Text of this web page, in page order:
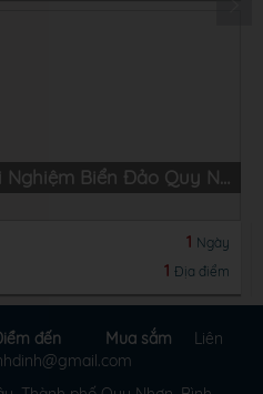
Tour Kỳ Co – Eo Gió: Trải Nghiệm Biển Đảo Quy Nhơn Hùng Vĩ
1 Ngày
1 Địa điểm
đến
Mua sắm
Liên